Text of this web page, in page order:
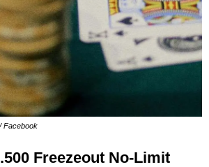
Facebook
Freezeout No-Limit